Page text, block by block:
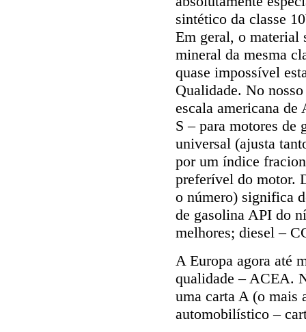
sintético da classe
Em geral, o material
mineral da mesma
quase impossível
Qualidade. No
escala americana
S – para motores de
universal (ajusta
por um índice
preferível do motor.
o número) significa
de gasolina API do
melhores; diesel –
A Europa agora até
qualidade – ACEA.
uma carta A (o mais
automobilístico –